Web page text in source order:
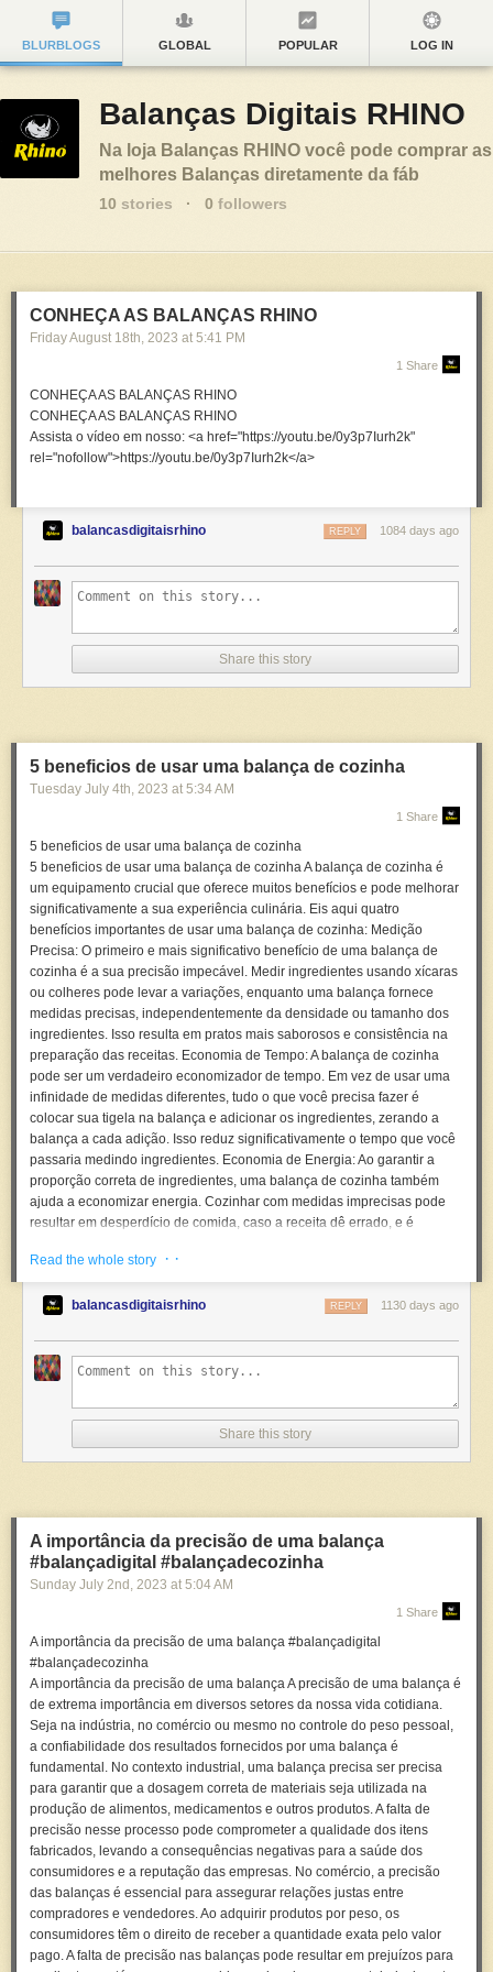
BLURBLOGS GLOBAL POPULAR LOG IN
Balanças Digitais RHINO
Na loja Balanças RHINO você pode comprar as
melhores Balanças diretamente da fáb
10 stories · 0 followers
CONHEÇA AS BALANÇAS RHINO
Friday August 18th, 2023 at 5:41 PM
1 Share
CONHEÇA AS BALANÇAS RHINO
CONHEÇA AS BALANÇAS RHINO
Assista o vídeo em nosso: <a href="https://youtu.be/0y3p7Iurh2k"
rel="nofollow">https://youtu.be/0y3p7Iurh2k</a>
balancasdigitaisrhino 1084 days ago
REPLY
Share this story
5 beneficios de usar uma balança de cozinha
Tuesday July 4th, 2023 at 5:34 AM
1 Share
5 beneficios de usar uma balança de cozinha
5 beneficios de usar uma balança de cozinha A balança de cozinha é
um equipamento crucial que oferece muitos benefícios e pode melhorar
significativamente a sua experiência culinária. Eis aqui quatro
benefícios importantes de usar uma balança de cozinha: Medição
Precisa: O primeiro e mais significativo benefício de uma balança de
cozinha é a sua precisão impecável. Medir ingredientes usando xícaras
ou colheres pode levar a variações, enquanto uma balança fornece
medidas precisas, independentemente da densidade ou tamanho dos
ingredientes. Isso resulta em pratos mais saborosos e consistência na
preparação das receitas. Economia de Tempo: A balança de cozinha
pode ser um verdadeiro economizador de tempo. Em vez de usar uma
infinidade de medidas diferentes, tudo o que você precisa fazer é
colocar sua tigela na balança e adicionar os ingredientes, zerando a
balança a cada adição. Isso reduz significativamente o tempo que você
passaria medindo ingredientes. Economia de Energia: Ao garantir a
proporção correta de ingredientes, uma balança de cozinha também
ajuda a economizar energia. Cozinhar com medidas imprecisas pode
resultar em desperdício de comida, caso a receita dê errado, e é
ingredientes contribui para menos tempo de forno ou fogão,
economizando energia. Economia de Dinheiro: No longo prazo, uma
balança de cozinha pode ajudar a economizar dinheiro. O uso preciso
a controlar as porções, o que é útil para quem está de dieta ou
que está consumindo. Em resumo, a balança de cozinha é uma
ferramenta indispensável que proporciona precisão, economiza tempo,
energia e dinheiro, tornando-se um investimento valioso para qualquer
href="https://www.youtube.com/shorts/gzreA8SCcTI"
rel="nofollow">https://www.youtube.com/shorts/gzreA8SCcTI</a>
ACESSE A LOJA VIRTUAL 👉 <a href="https://ift.tt/AJqOhWc"
rel="nofollow">https://ift.tt/AJqOhWc</a> ACOMPANHE O BLOG 👉 <a
▬▬▬▬▬▬▬▬▬▬▬▬▬▬▬▬▬▬▬▬▬▬▬▬▬▬▬ SIGA
NOSSAS REDES SOCIAIS: FACEBOOK ► <a
href="https://ift.tt/m9H2Sdo" rel="nofollow">https://ift.tt/m9H2Sdo</a>
INSTAGRAM ► <a href="https://ift.tt/BePYImM"
rel="nofollow">https://ift.tt/BePYImM</a>
Assista o vídeo em nosso: <a href="https://youtu.be/o_kWtPyiSIw"
rel="nofollow">https://youtu.be/o_kWtPyiSIw</a>
Read the whole story · ·
balancasdigitaisrhino 1130 days ago
REPLY
Share this story
A importância da precisão de uma balança
#balançadigital #balançadecozinha
Sunday July 2nd , 2023 at 5:04 AM
1 Share
A importância da precisão de uma balança #balançadigital
#balançadecozinha
A importância da precisão de uma balança A precisão de uma balança é
de extrema importância em diversos setores da nossa vida cotidiana.
Seja na indústria, no comércio ou mesmo no controle do peso pessoal,
a confiabilidade dos resultados fornecidos por uma balança é
fundamental. No contexto industrial, uma balança precisa ser precisa
para garantir que a dosagem correta de materiais seja utilizada na
produção de alimentos, medicamentos e outros produtos. A falta de
precisão nesse processo pode comprometer a qualidade dos itens
fabricados, levando a consequências negativas para a saúde dos
consumidores e a reputação das empresas. No comércio, a precisão
das balanças é essencial para assegurar relações justas entre
compradores e vendedores. Ao adquirir produtos por peso, os
consumidores têm o direito de receber a quantidade exata pelo valor
pago. A falta de precisão nas balanças pode resultar em prejuízos para